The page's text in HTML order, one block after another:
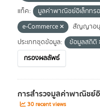
แท็ค: มูลค่าพาณิชย์อิเล็กทร
e-Commerce
สัญญาอ
ประเภทชุดข้อมูล:
ข้อมูลสถิติ
กรองผลลัพธ์
การสำรวจมูลค่าพาณิชย์
30 recent views